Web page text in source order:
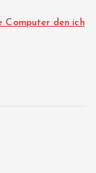
Computer den ich